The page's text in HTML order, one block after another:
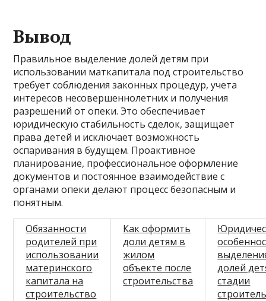
Вывод
Правильное выделение долей детям при
использовании маткапитала под строительство
требует соблюдения законных процедур, учета
интересов несовершеннолетних и получения
разрешений от опеки. Это обеспечивает
юридическую стабильность сделок, защищает
права детей и исключает возможность
оспаривания в будущем. Проактивное
планирование, профессиональное оформление
документов и постоянное взаимодействие с
органами опеки делают процесс безопасным и
понятным.
Обязанности
родителей при
использовании
материнского
капитала на
строительство
Как оформить
доли детям в
жилом
объекте после
строительства
долей
стадии